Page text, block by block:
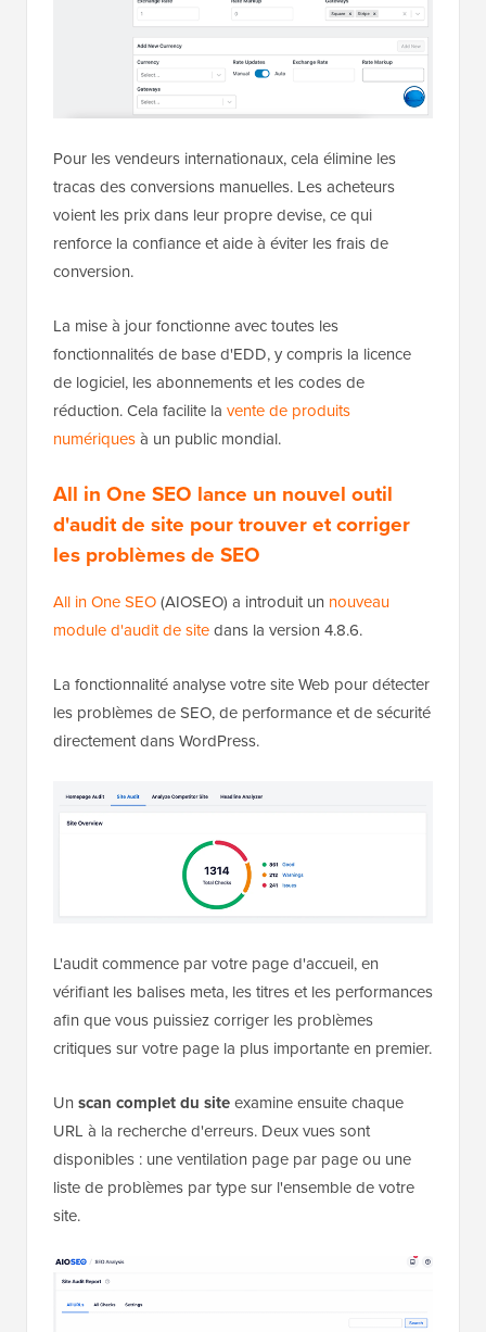
Pour les vendeurs internationaux, cela élimine les
tracas des conversions manuelles. Les acheteurs
voient les prix dans leur propre devise, ce qui
renforce la confiance et aide à éviter les frais de
conversion.
La mise à jour fonctionne avec toutes les
fonctionnalités de base d'EDD, y compris la licence
de logiciel, les abonnements et les codes de
réduction. Cela facilite la vente de produits
numériquesà un public mondial.
All in One SEO lance un nouvel outil
d'audit de site pour trouver et corriger
les problèmes de SEO
All in One SEO(AIOSEO) a introduit un nouveau
module d'audit de sitedans la version 4.8.6.
La fonctionnalité analyse votre site Web pour détecter
les problèmes de SEO, de performance et de sécurité
directement dans WordPress.
L'audit commence par votre page d'accueil, en
vérifiant les balises meta, les titres et les performances
afin que vous puissiez corriger les problèmes
critiques sur votre page la plus importante en premier.
Un scan complet du siteexamine ensuite chaque
URL à la recherche d'erreurs. Deux vues sont
disponibles : une ventilation page par page ou une
liste de problèmes par type sur l'ensemble de votre
site.